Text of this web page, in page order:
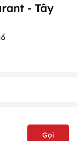
- Tây
Gọi